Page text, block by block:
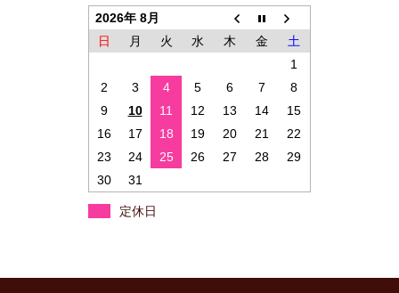
2026年 8月
日
月 火 水 木 金
土
1
2
3 4 5 6 7
8
9
10 11 12 13 14
15
16
17 18 19 20 21
22
23
24 25 26 27 28
29
30
31
定休日